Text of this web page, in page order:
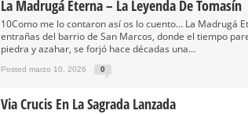
La Madrugá Eterna – La Leyenda De Tomasín
10Como me lo contaron así os lo cuento… La Madrugá
entrañas del barrio de San Marcos, donde el tiempo
piedra y azahar, se forjó hace décadas una...
Posted marzo 10, 2026 0
Via Crucis En La Sagrada Lanzada